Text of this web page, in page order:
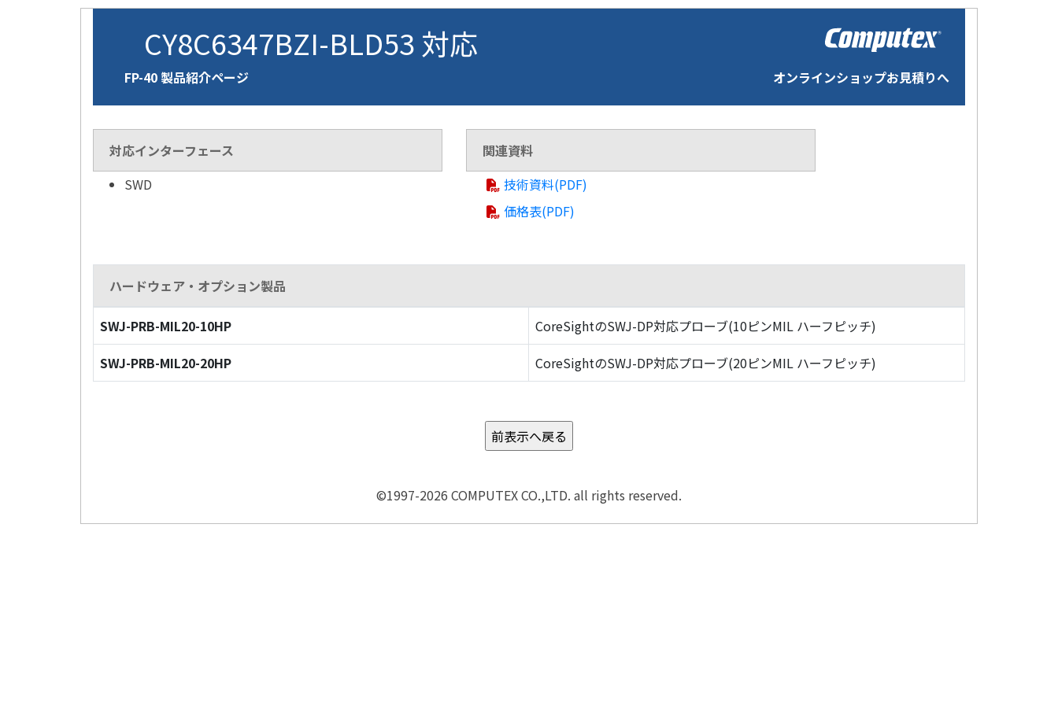
CY8C6347BZI-BLD53 対応
FP-40 製品紹介ページ オンラインショップお見積りへ
対応インターフェース
SWD
関連資料
技術資料(PDF)
価格表(PDF)
ハードウェア・オプション製品
SWJ-PRB-MIL20-10HP
CoreSightのSWJ-DP対応プローブ(10ピンMIL ハーフピッチ)
SWJ-PRB-MIL20-20HP
CoreSightのSWJ-DP対応プローブ(20ピンMIL ハーフピッチ)
©1997-2026 COMPUTEX CO.,LTD. all rights reserved.